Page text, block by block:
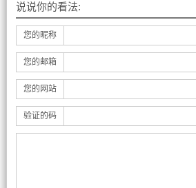
说说你的看法:
您的昵称
您的邮箱
您的网站
验证的码